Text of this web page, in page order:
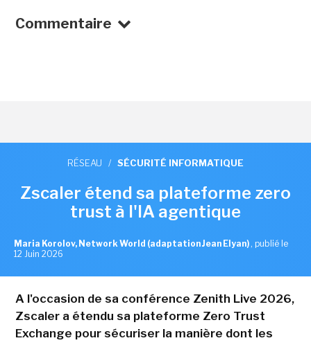
Commentaire
RÉSEAU / SÉCURITÉ INFORMATIQUE
Zscaler étend sa plateforme zero
trust à l'IA agentique
Maria Korolov, Network World (adaptation Jean Elyan) , publié le
12 Juin 2026
A l'occasion de sa conférence Zenith Live 2026,
Zscaler a étendu sa plateforme Zero Trust
Exchange pour sécuriser la manière dont les